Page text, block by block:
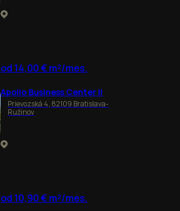
od 14,00 € m²/mes.
Apollo Business Center II
Prievozská 4, 82109 Bratislava-
Ružinov
od 10,90 € m²/mes.